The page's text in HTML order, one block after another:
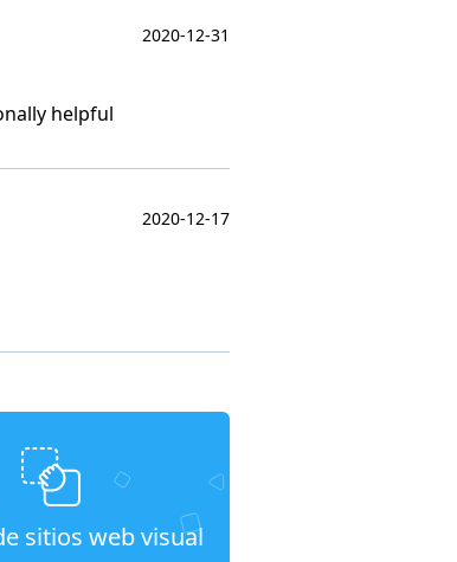
2020-12-31
helpful
2020-12-17
sitios web visual